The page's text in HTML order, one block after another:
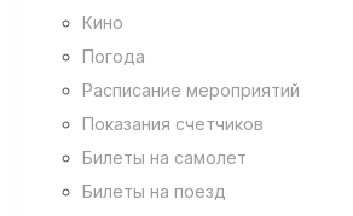
Кино
Погода
Расписание мероприятий
Показания счетчиков
Билеты на самолет
Билеты на поезд